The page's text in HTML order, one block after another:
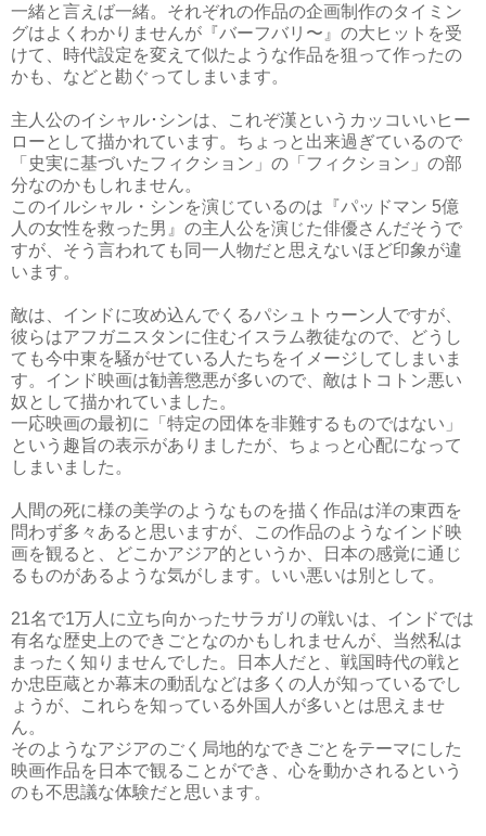
一緒と言えば一緒。それぞれの作品の企画制作のタイミン
グはよくわかりませんが『バーフバリ〜』の大ヒットを受
けて、時代設定を変えて似たような作品を狙って作ったの
かも、などと勘ぐってしまいます。
主人公のイシャル･シンは、これぞ漢というカッコいいヒー
ローとして描かれています。ちょっと出来過ぎているので
「史実に基づいたフィクション」の「フィクション」の部
分なのかもしれません。
このイルシャル・シンを演じているのは『パッドマン 5億
人の女性を救った男』の主人公を演じた俳優さんだそうで
すが、そう言われても同一人物だと思えないほど印象が違
います。
敵は、インドに攻め込んでくるパシュトゥーン人ですが、
彼らはアフガニスタンに住むイスラム教徒なので、どうし
ても今中東を騒がせている人たちをイメージしてしまいま
す。インド映画は勧善懲悪が多いので、敵はトコトン悪い
奴として描かれていました。
一応映画の最初に「特定の団体を非難するものではない」
という趣旨の表示がありましたが、ちょっと心配になって
しまいました。
人間の死に様の美学のようなものを描く作品は洋の東西を
問わず多々あると思いますが、この作品のようなインド映
画を観ると、どこかアジア的というか、日本の感覚に通じ
るものがあるような気がします。いい悪いは別として。
21名で1万人に立ち向かったサラガリの戦いは、インドでは
有名な歴史上のできごとなのかもしれませんが、当然私は
まったく知りませんでした。日本人だと、戦国時代の戦と
か忠臣蔵とか幕末の動乱などは多くの人が知っているでし
ょうが、これらを知っている外国人が多いとは思えませ
ん。
そのようなアジアのごく局地的なできごとをテーマにした
映画作品を日本で観ることができ、心を動かされるという
のも不思議な体験だと思います。